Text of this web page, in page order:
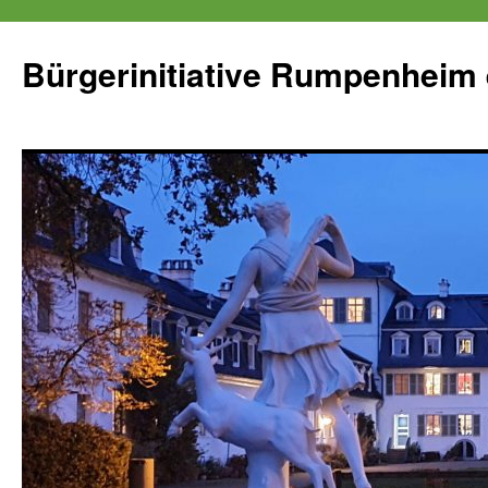
springen
Bürgerinitiative Rumpenheim